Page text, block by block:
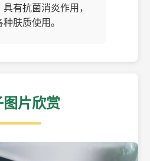
有抗菌消炎作用，
肤质使用。
片欣赏